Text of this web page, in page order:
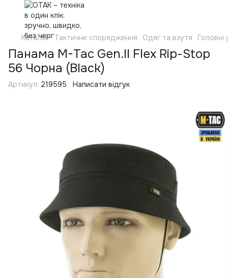
Каталог Тактичне спорядження Одяг та взутя Головні
Панама M-Tac Gen.II Flex Rip-Stop
56 Чорна (Black)
Артикул: 219595 Написати відгук